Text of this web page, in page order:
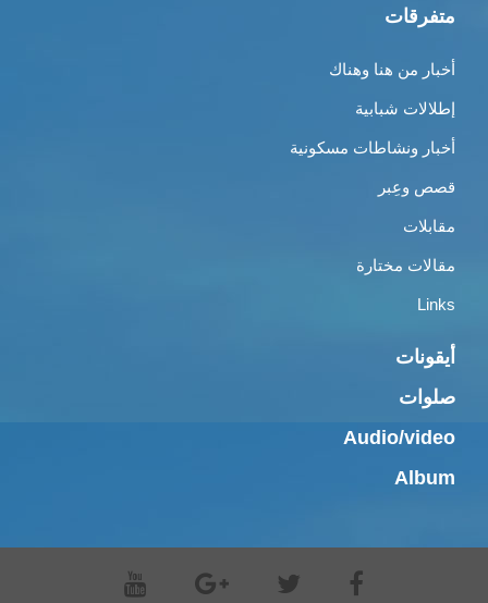
متفرقات
أخبار من هنا وهناك
إطلالات شبابية
أخبار ونشاطات مسكونية
قصص وعِبر
مقابلات
مقالات مختارة
Links
أيقونات
صلوات
Audio/video
Album